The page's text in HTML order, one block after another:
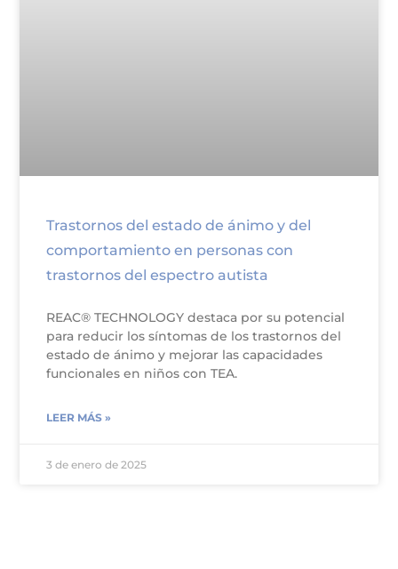
Trastornos del estado de ánimo y del
comportamiento en personas con
trastornos del espectro autista
REAC® TECHNOLOGY destaca por su potencial
para reducir los síntomas de los trastornos del
estado de ánimo y mejorar las capacidades
funcionales en niños con TEA.
LEER MÁS »
3 de enero de 2025